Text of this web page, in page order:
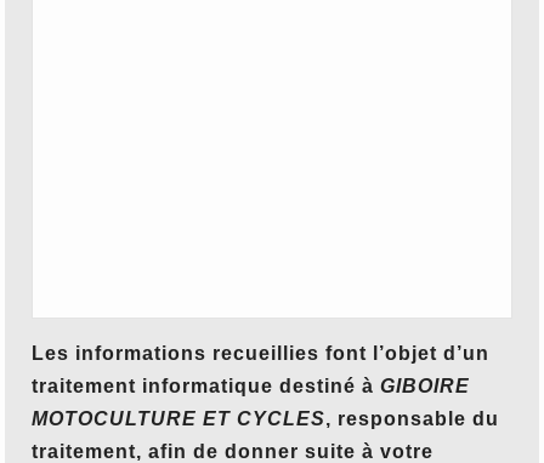
Les informations recueillies font l’objet d’un
traitement informatique destiné à GIBOIRE
MOTOCULTURE ET CYCLES, responsable du
traitement, afin de donner suite à votre